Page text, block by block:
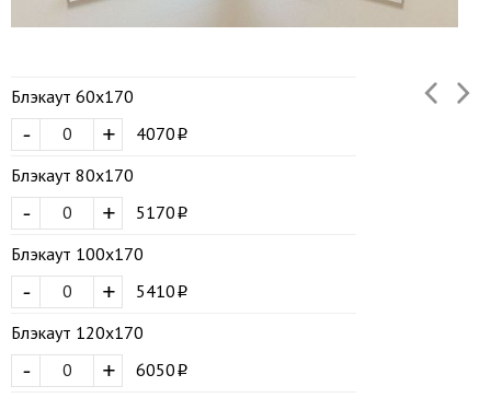
Блэкаут 60х170
+
-
4070
Блэкаут 80х170
+
-
5170
Блэкаут 100х170
+
-
5410
Блэкаут 120х170
+
-
6050